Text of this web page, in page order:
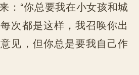
：“你总要我在小女孩和城
次都是这样，我召唤你出
见，但你总是要我自己作